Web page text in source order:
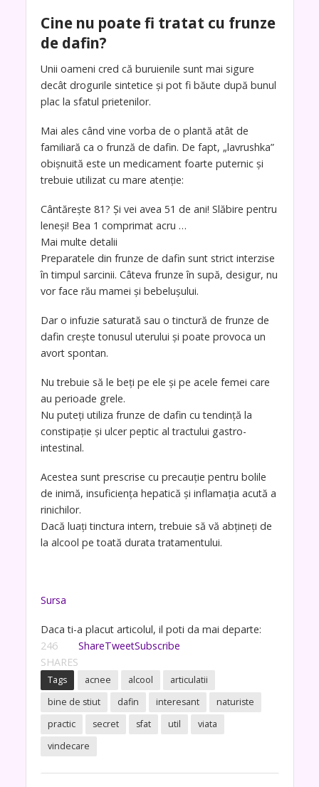
Cine nu poate fi tratat cu frunze
de dafin?
Unii oameni cred că buruienile sunt mai sigure
decât drogurile sintetice și pot fi băute după bunul
plac la sfatul prietenilor.
Mai ales când vine vorba de o plantă atât de
familiară ca o frunză de dafin. De fapt, „lavrushka”
obișnuită este un medicament foarte puternic și
trebuie utilizat cu mare atenție:
Cântărește 81? Și vei avea 51 de ani! Slăbire pentru
leneși! Bea 1 comprimat acru …
Mai multe detalii
Preparatele din frunze de dafin sunt strict interzise
în timpul sarcinii. Câteva frunze în supă, desigur, nu
vor face rău mamei și bebelușului.
Dar o infuzie saturată sau o tinctură de frunze de
dafin crește tonusul uterului și poate provoca un
avort spontan.
Nu trebuie să le beți pe ele și pe acele femei care
au perioade grele.
Nu puteți utiliza frunze de dafin cu tendință la
constipație și ulcer peptic al tractului gastro-
intestinal.
Acestea sunt prescrise cu precauție pentru bolile
de inimă, insuficiența hepatică și inflamația acută a
rinichilor.
Dacă luați tinctura intern, trebuie să vă abțineți de
la alcool pe toată durata tratamentului.
Sursa
Daca ti-a placut articolul, il poti da mai departe:
246
SHARES
ShareTweetSubscribe
Tags acnee alcool
articulatii
bine de stiut
dafin interesant
naturiste
practic
secret sfat util
viata
vindecare